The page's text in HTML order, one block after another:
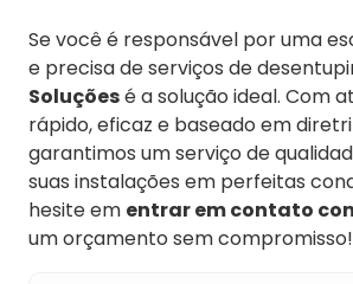
Se você é responsável por uma
e precisa de serviços de
Soluçõesé a solução ideal. Com
rápido, eficaz e baseado em
garantimos um serviço de
suas instalações em perfeitas
hesite em entrar em contato
um orçamento sem compromisso!